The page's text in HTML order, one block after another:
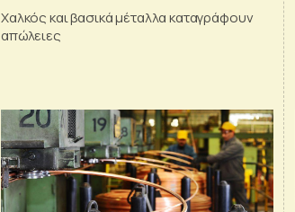
Χαλκός και βασικά μέταλλα καταγράφουν
απώλειες